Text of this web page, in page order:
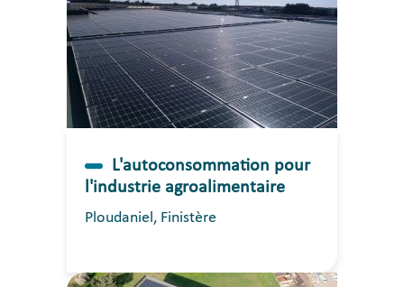
L'autoconsommation pour
l'industrie agroalimentaire
Ploudaniel, Finistère